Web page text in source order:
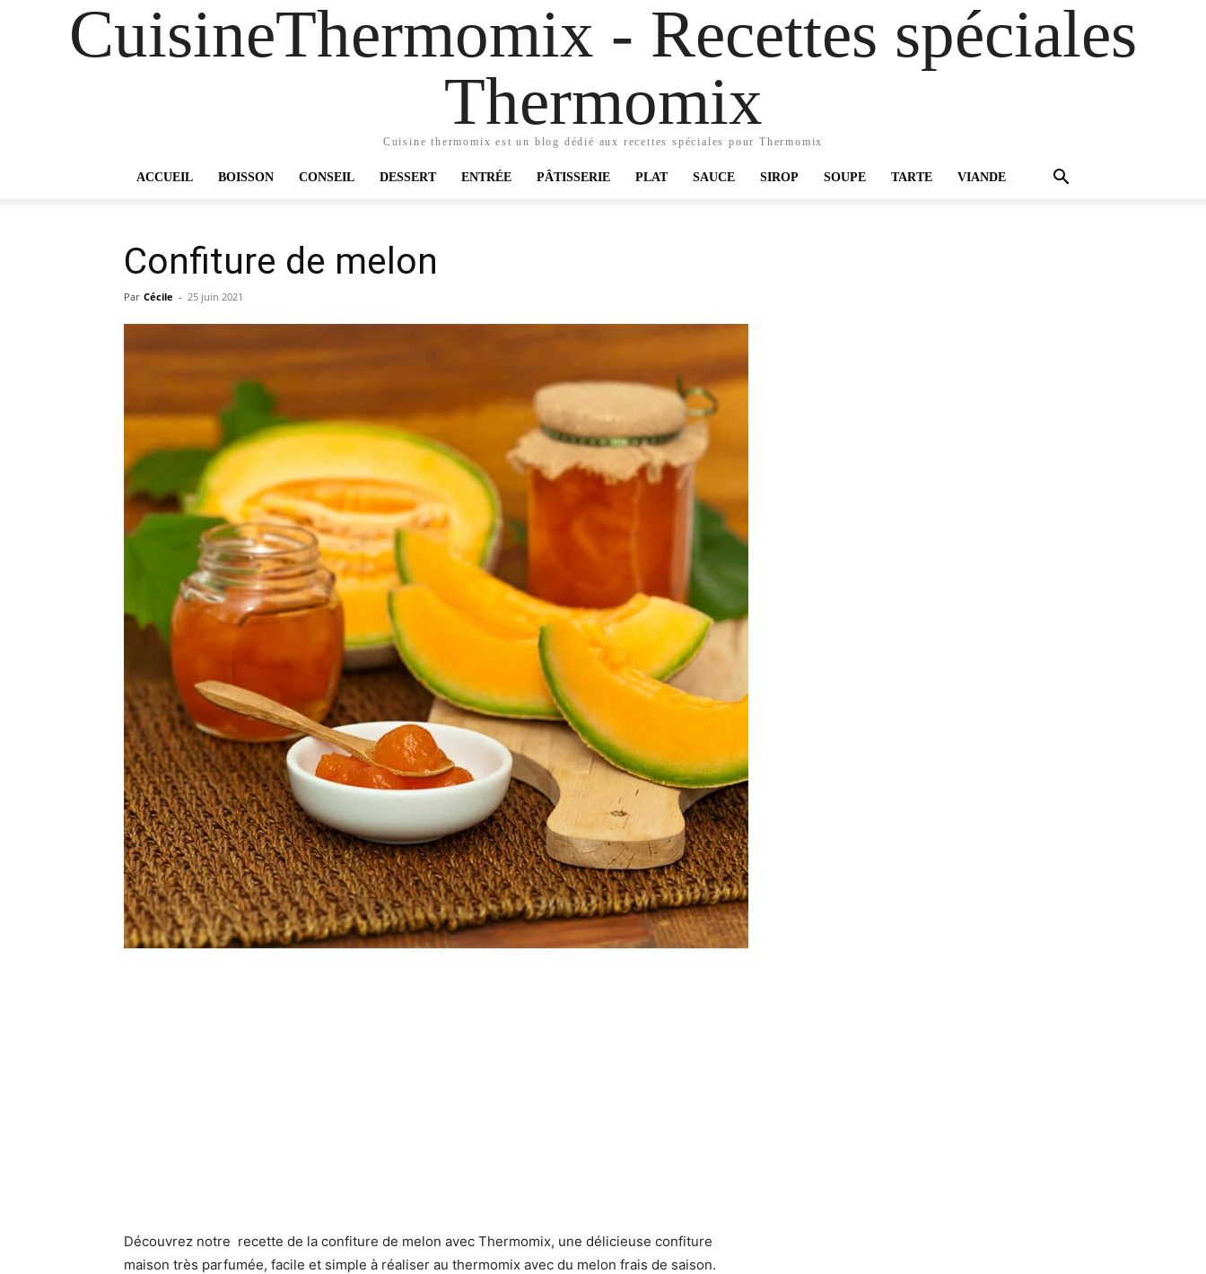
CuisineThermomix - Recettes spéciales
Thermomix
Cuisine thermomix est un blog dédié aux recettes spéciales pour Thermomix
ACCUEIL BOISSON CONSEIL DESSERT ENTRÉE PÂTISSERIE PLAT SAUCE SIROP SOUPE TARTE VIANDE
Confiture de melon
Par Cécile - 25 juin 2021
Découvrez notre recette de la confiture de melon avec Thermomix, une délicieuse confiture
maison très parfumée, facile et simple à réaliser au thermomix avec du melon frais de saison.